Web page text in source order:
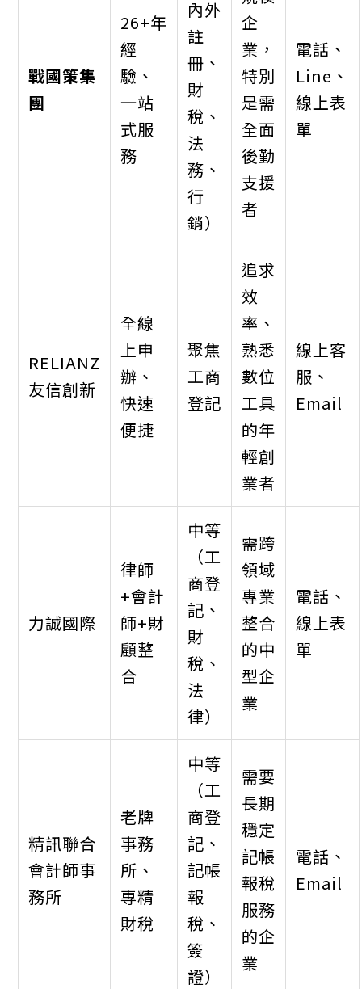
戰國策集
團
26+年
經
驗、
一站
式服
務
內外
註
冊、
財
稅、
法
務、
行
銷）
企
業，
特別
是需
全面
後勤
支援
者
電話、
Line、
線上表
單
RELIANZ
友信創新
全線
上申
辦、
快速
便捷
聚焦
工商
登記
追求
效
率、
熟悉
數位
工具
的年
輕創
業者
線上客
服、
Email
力誠國際
律師
+會計
師+財
顧整
合
中等
（工
商登
記、
財
稅、
法
律）
需跨
領域
專業
整合
的中
型企
業
電話、
線上表
單
精訊聯合
會計師事
務所
老牌
事務
所、
專精
財稅
中等
（工
商登
記、
記帳
報
稅、
簽
證）
需要
長期
穩定
記帳
報稅
服務
的企
業
電話、
Email